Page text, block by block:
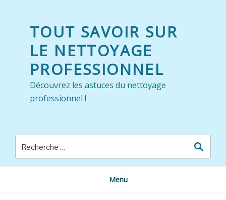
TOUT SAVOIR SUR
LE NETTOYAGE
PROFESSIONNEL
Découvrez les astuces du nettoyage
professionnel !
Menu